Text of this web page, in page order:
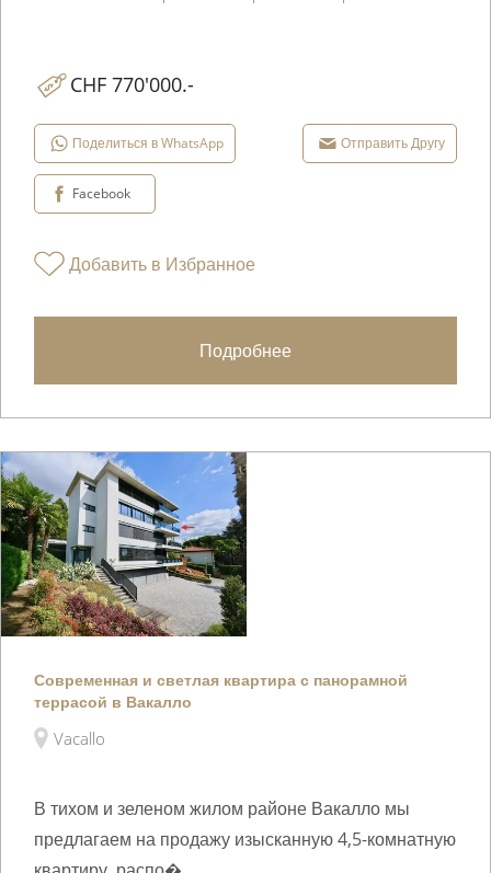
CHF 770'000.-
Поделиться в WhatsApp Отправить Другу
Facebook
Добавить в Избранное
Подробнее
Современная и светлая квартира с панорамной
террасой в Вакалло
Vacallo
В тихом и зеленом жилом районе Вакалло мы
предлагаем на продажу изысканную 4,5-комнатную